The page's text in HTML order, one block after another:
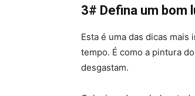
3# Defina um bom
Esta é uma das dicas
tempo. É como a pintura
desgastam.